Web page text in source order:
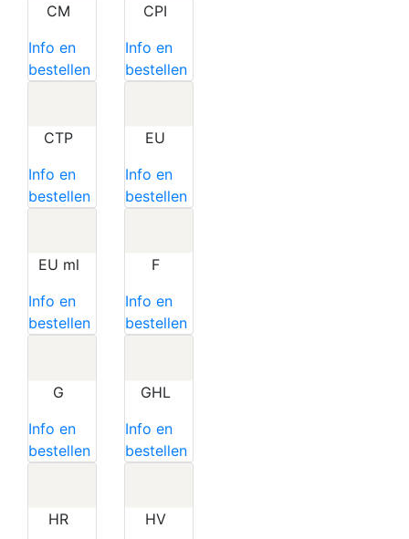
CM
Info en
bestellen
CPI
Info en
bestellen
CTP
Info en
bestellen
EU
Info en
bestellen
EU ml
Info en
bestellen
F
Info en
bestellen
G
Info en
bestellen
GHL
Info en
bestellen
HR
HV